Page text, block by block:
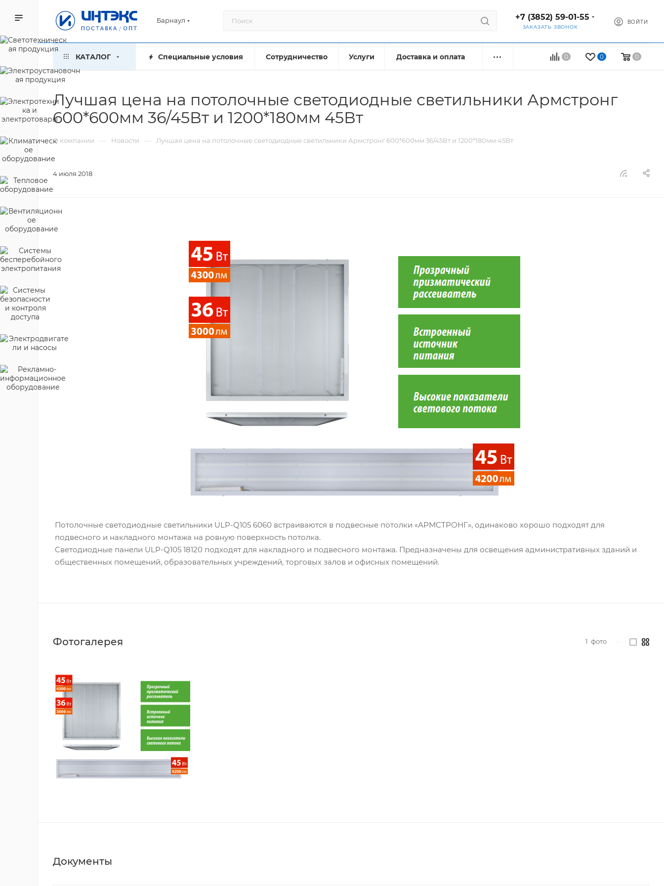
Барнаул +7 (3852) 59-01-55
ЗАКАЗАТЬ ЗВОНОК
ВОЙТИ
0 0 0
КАТАЛОГ Специальные условия Сотрудничество Услуги Доставка и оплата
Лучшая цена на потолочные светодиодные светильники Армстронг
600*600мм 36/45Вт и 1200*180мм 45Вт
О компании — Новости — Лучшая цена на потолочные светодиодные светильники Армстронг 600*600мм 36/45Вт и 1200*180мм 45Вт
4 июля 2018
Потолочные светодиодные светильники ULP-Q105 6060 встраиваются в подвесные потолки «АРМСТРОНГ», одинаково хорошо подходят для
подвесного и накладного монтажа на ровную поверхность потолка.
Светодиодные панели ULP-Q105 18120 подходят для накладного и подвесного монтажа. Предназначены для освещения административных зданий и
общественных помещений, образовательных учреждений, торговых залов и офисных помещений.
Фотогалерея 1 фото
Документы